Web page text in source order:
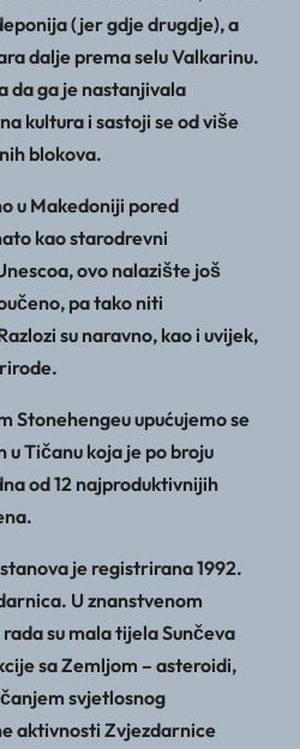
(jer gdje drugdje), a
dalje prema selu Valkarinu.
da ga je nastanjivala
kultura i sastoji se od više
blokova.
u Makedoniji pored
kao starodrevni
ovo nalazište još
pa tako niti
su naravno, kao i uvijek,
Stonehengeu upućujemo se
Tičanu koja je po broju
od 12 najproduktivnijih
je registrirana 1992.
U znanstvenom
su mala tijela Sunčeva
sa Zemljom – asteroidi,
svjetlosnog
aktivnosti Zvjezdarnice